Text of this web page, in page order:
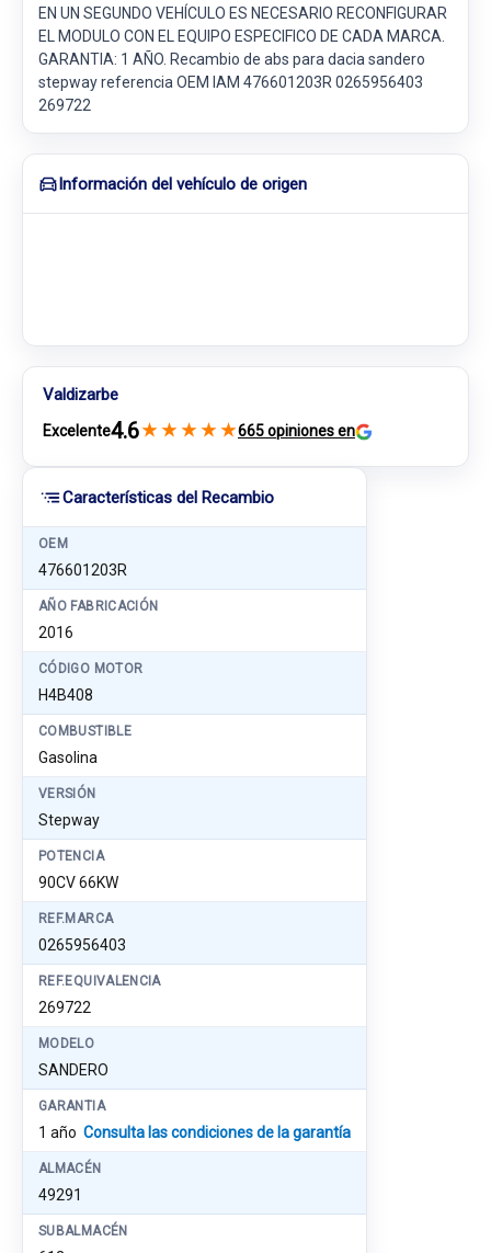
Características del Recambio
OEM
476601203R
AÑO FABRICACIÓN
2016
CÓDIGO MOTOR
H4B408
COMBUSTIBLE
Gasolina
VERSIÓN
Stepway
POTENCIA
90CV 66KW
REF.MARCA
0265956403
REF.EQUIVALENCIA
269722
MODELO
SANDERO
GARANTIA
1 año Consulta las condiciones de la garantía
ALMACÉN
49291
SUBALMACÉN
EN UN SEGUNDO VEHÍCULO ES NECESARIO RECONFIGURAR
EL MODULO CON EL EQUIPO ESPECIFICO DE CADA MARCA.
GARANTIA: 1 AÑO. Recambio de abs para dacia sandero
stepway referencia OEM IAM 476601203R 0265956403
269722
Información del vehículo de origen
Valdizarbe
Excelente4.6★ ★ ★ ★ ★665 opiniones en